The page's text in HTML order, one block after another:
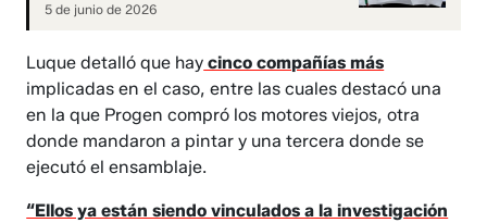
5 de junio de 2026
Luque detalló que hay cinco compañías más
implicadas en el caso, entre las cuales destacó una
en la que Progen compró los motores viejos, otra
donde mandaron a pintar y una tercera donde se
ejecutó el ensamblaje.
“Ellos ya están siendo vinculados a la investigación